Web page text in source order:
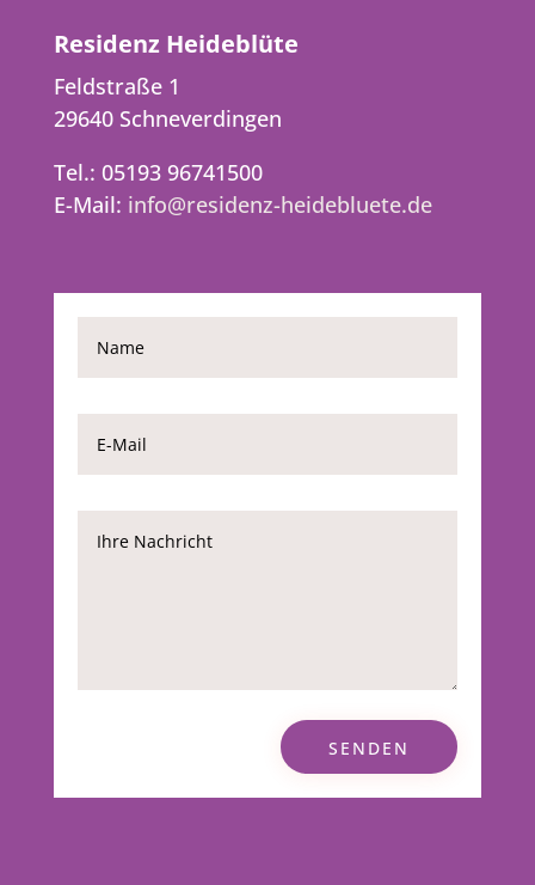
Residenz Heideblüte
Feldstraße 1
29640 Schneverdingen
Tel.: 05193 96741500
E-Mail: info@residenz-heidebluete.de
SENDEN